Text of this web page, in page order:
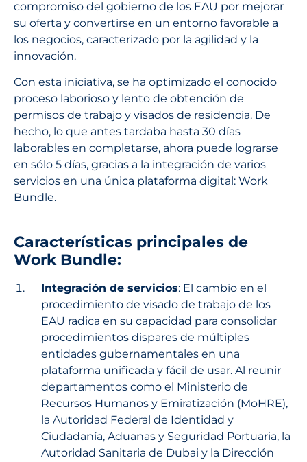
compromiso del gobierno de los EAU por mejorar
su oferta y convertirse en un entorno favorable a
los negocios, caracterizado por la agilidad y la
innovación.
Con esta iniciativa, se ha optimizado el conocido
proceso laborioso y lento de obtención de
permisos de trabajo y visados de residencia. De
hecho, lo que antes tardaba hasta 30 días
laborables en completarse, ahora puede lograrse
en sólo 5 días, gracias a la integración de varios
servicios en una única plataforma digital: Work
Bundle.
Características principales de
Work Bundle:
Integración de servicios: El cambio en el
procedimiento de visado de trabajo de los
EAU radica en su capacidad para consolidar
procedimientos dispares de múltiples
entidades gubernamentales en una
plataforma unificada y fácil de usar. Al reunir
departamentos como el Ministerio de
Recursos Humanos y Emiratización (MoHRE),
la Autoridad Federal de Identidad y
Ciudadanía, Aduanas y Seguridad Portuaria, la
Autoridad Sanitaria de Dubai y la Dirección